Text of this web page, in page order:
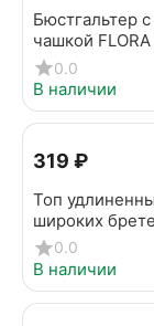
Бюстгальтер
чашкой
приглушенно-
0.0
В наличии
‍319‍ ₽
Топ
широких
OMSA БOmD_S
1242-01SS Blu
0.0
В наличии